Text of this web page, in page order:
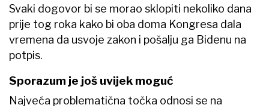
Svaki dogovor bi se morao sklopiti nekoliko dana
prije tog roka kako bi oba doma Kongresa dala
vremena da usvoje zakon i pošalju ga Bidenu na
potpis.
Sporazum je još uvijek moguć
Najveća problematična točka odnosi se na